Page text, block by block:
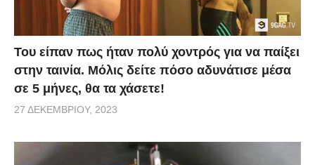
Του είπαν πως ήταν πολύ χοντρός για να παίξει
στην ταινία. Μόλις δείτε πόσο αδυνάτισε μέσα
σε 5 μήνες, θα τα χάσετε!
27 ΔΕΚΕΜΒΡΊΟΥ, 2023